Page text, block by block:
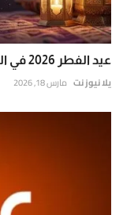
عيد الفطر 2026 في الكويت.. موعد صلاة العيد وأول أيام شوال
يلا نيوز نت مارس 18, 2026